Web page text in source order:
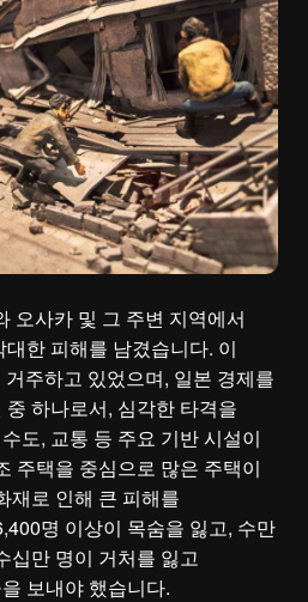
오사카 및 그 주변 지역에서
한 피해를 남겼습니다. 이
주하고 있었으며, 일본 경제를
하나로서, 심각한 타격을
도, 교통 등 주요 기반 시설이
주택을 중심으로 많은 주택이
재로 인해 큰 피해를
명 이상이 목숨을 잃고, 수만
십만 명이 거처를 잃고
보내야 했습니다.